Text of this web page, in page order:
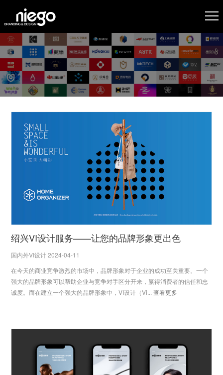
绍兴VI设计服务——让您的品牌形象更出色
国内外VI设计 2024-04-11
在今天的商业竞争激烈的市场中，品牌形象对于企业的成功至关重要。一个
强大的品牌形象可以帮助企业与竞争对手区分开来，赢得消费者的信任和忠
诚度。而在建立一个强大的品牌形象中，VI设计（Vi...查看更多